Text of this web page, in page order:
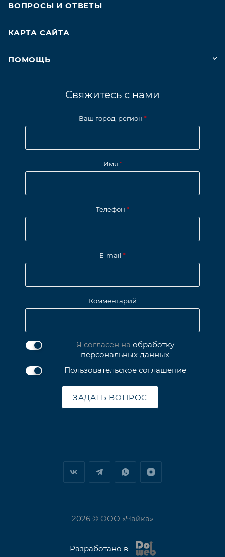
ВОПРОСЫ И ОТВЕТЫ
КАРТА САЙТА
ПОМОЩЬ
Свяжитесь с нами
Ваш город, регион *
Имя *
Телефон *
E-mail *
Комментарий
Я согласен на обработку
персональных данных
Пользовательское соглашение
ЗАДАТЬ ВОПРОС
2026 © ООО «Чайка»
Разработано в